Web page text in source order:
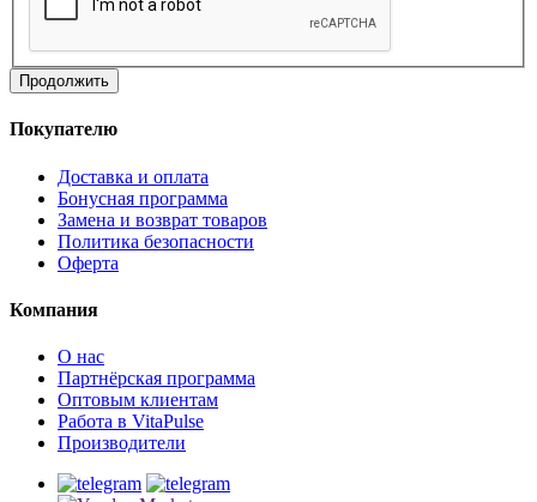
Продолжить
Покупателю
Доставка и оплата
Бонусная программа
Замена и возврат товаров
Политика безопасности
Оферта
Компания
О нас
Партнёрская программа
Оптовым клиентам
Работа в VitaPulse
Производители